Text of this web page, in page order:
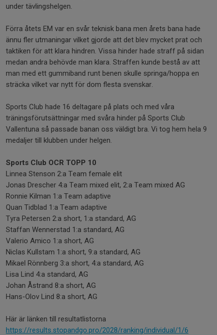
under tävlingshelgen.
Förra åtets EM var en svår teknisk bana men årets bana hade
ännu fler utmaningar vilket gjorde att det blev mycket prat och
taktiken för att klara hindren. Vissa hinder hade straff på sidan
medan andra behövde man klara. Straffen kunde bestå av att
man med ett gummiband runt benen skulle springa/hoppa en
sträcka vilket var nytt för dom flesta svenskar.
Sports Club hade 16 deltagare på plats och med våra
träningsförutsättningar med svåra hinder på Sports Club
Vallentuna så passade banan oss väldigt bra. Vi tog hem hela 9
medaljer till klubben under helgen.
Sports Club OCR TOPP 10
Linnea Stenson 2:a Team female elit
Jonas Drescher 4:a Team mixed elit, 2:a Team mixed AG
Ronnie Kilman 1:a Team adaptive
Quan Tidblad 1:a Team adaptive
Tyra Petersen 2:a short, 1:a standard, AG
Staffan Wennerstad 1:a standard, AG
Valerio Amico 1:a short, AG
Niclas Kullstam 1:a short, 9:a standard, AG
Mikael Rönnberg 3:a short, 4:a standard, AG
Lisa Lind 4:a standard, AG
Johan Åstrand 8:a short, AG
Hans-Olov Lind 8:a short, AG
Här är länken till resultatlistorna
https://results.stopandgo.pro/2028/ranking/individual/1/6